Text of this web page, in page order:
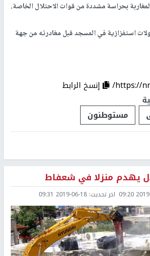
بحراسة مشددة من قوات الاحتلال الخاصة.
استفزازية في المسجد قبل مغادرته من جهة
https://
إنسخ الرابط
مستوطنون
يهدم منزلا في شعفاط
2019- اخر تحديث: 2019-06-18 09:31